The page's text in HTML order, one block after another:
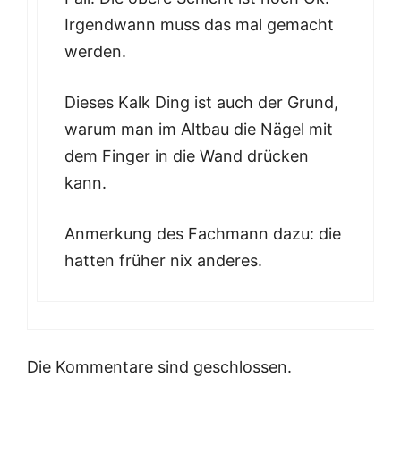
Irgendwann muss das mal gemacht
werden.
Dieses Kalk Ding ist auch der Grund,
warum man im Altbau die Nägel mit
dem Finger in die Wand drücken
kann.
Anmerkung des Fachmann dazu: die
hatten früher nix anderes.
Die Kommentare sind geschlossen.